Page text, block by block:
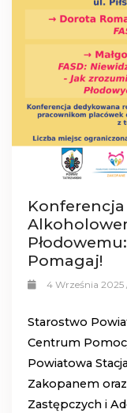
Pomagaj!
4 Września 2025 /
Starostwo
Centrum
Powiatowa
Zakopanem
Zastępczych i